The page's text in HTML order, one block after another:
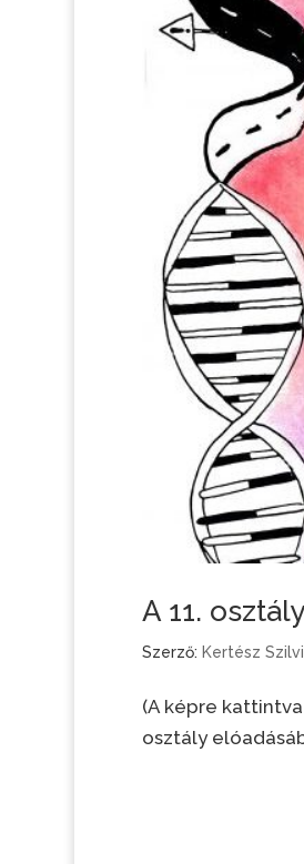
A 11.
Szerző: Kertész
(A képre
osztály